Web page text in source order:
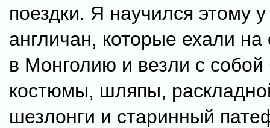
поездки. Я научился этому у
англичан, которые ехали на
в Монголию и везли с
костюмы, шляпы,
шезлонги и старинный